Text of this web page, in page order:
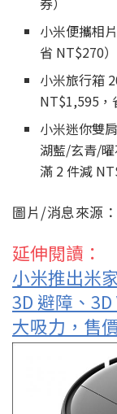
小米便攜相
省 NT$270）
小米旅行箱
NT$1,595，
小米迷你雙
湖藍/玄青/
滿 2 件減
圖片/消息來源：
延伸閱讀：
小米推出米
3D 避障、
大吸力，售